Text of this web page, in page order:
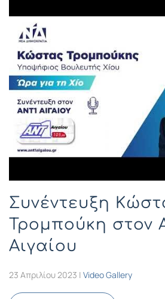
Συνέντευξη
Τρομπούκη στον
Αιγαίου
23 Απριλίου 2023 | Video Gallery